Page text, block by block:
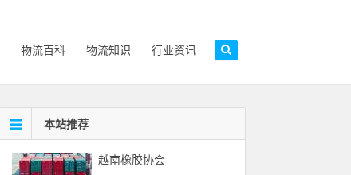
物流百科 物流知识 行业资讯
本站推荐
越南橡胶协会